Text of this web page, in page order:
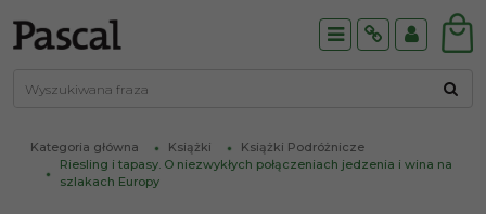
MenuInfoPanel
Kategoria główna Książki
Książki Podróżnicze
Riesling i tapasy. O niezwykłych połączeniach jedzenia i wina na
szlakach Europy